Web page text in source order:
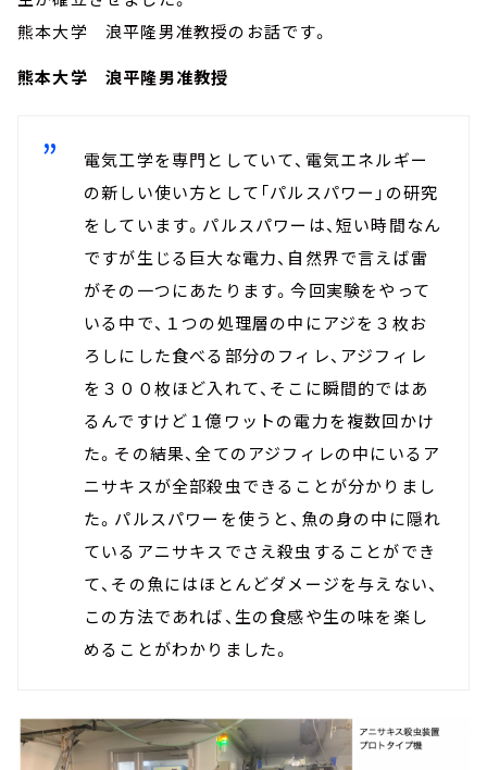
熊本大学 浪平隆男准教授のお話です。
熊本大学 浪平隆男准教授
電気工学を専門としていて、電気エネルギー
の新しい使い方として「パルスパワー」の研究
をしています。パルスパワーは、短い時間なん
ですが生じる巨大な電力、自然界で言えば雷
がその一つにあたります。今回実験をやって
いる中で、１つの処理層の中にアジを３枚お
ろしにした食べる部分のフィレ、アジフィレ
を３００枚ほど入れて、そこに瞬間的ではあ
るんですけど１億ワットの電力を複数回かけ
た。その結果、全てのアジフィレの中にいるア
ニサキスが全部殺虫できることが分かりまし
た。パルスパワーを使うと、魚の身の中に隠れ
ているアニサキスでさえ殺虫することができ
て、その魚にはほとんどダメージを与えない、
この方法であれば、生の食感や生の味を楽し
めることがわかりました。